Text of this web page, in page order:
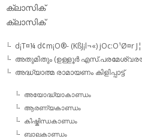
ക്ലാസിക്‌
ക്ലാസിക്
d¡T¤¼ d¢m¡O®- (KßJ¡l¬«) jOc:O¹Ø¤r
അതുമിതും (ഉള്ളൂര്‍
അദ്ധ്യാത്മ രാമായണം കിളിപ്പാട്ട്‌
അയോദ്ധ്യാകാണ്ഡം
ആരണ്യകാണ്ഡം
കിഷ്കിന്ധകാണ്ഡം
ബാലകാണ്ഡം